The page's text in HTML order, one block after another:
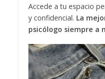
Accede a tu espacio
y confidencial. La
psicólogo siempre a